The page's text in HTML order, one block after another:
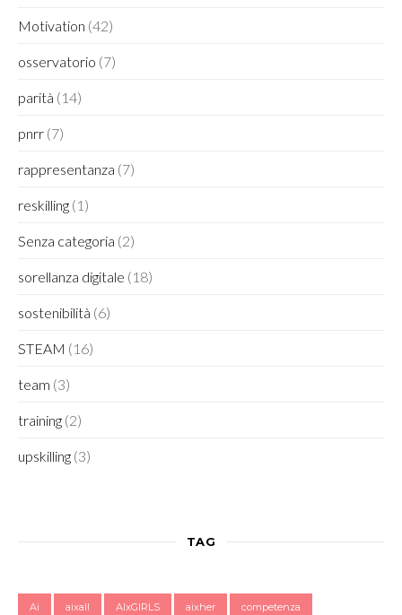
Motivation (42)
osservatorio (7)
parità (14)
pnrr (7)
rappresentanza (7)
reskilling (1)
Senza categoria (2)
sorellanza digitale (18)
sostenibilità (6)
STEAM (16)
team (3)
training (2)
upskilling (3)
TAG
Ai aixall AIxGIRLS aixher competenza